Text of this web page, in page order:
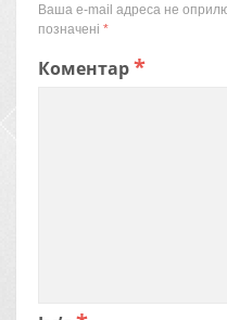
Ваша e-mail адреса не
позначені *
Коментар*